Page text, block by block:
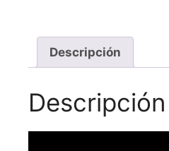
Descripción
Descripción